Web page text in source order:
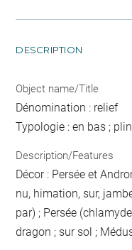
DESCRIPTION
Object name/Title
Dénomination : relief
Typologie : en bas ;
Description/Features
Décor : Persée et
nu, himation, sur,
par) ; Persée
dragon ; sur sol ;